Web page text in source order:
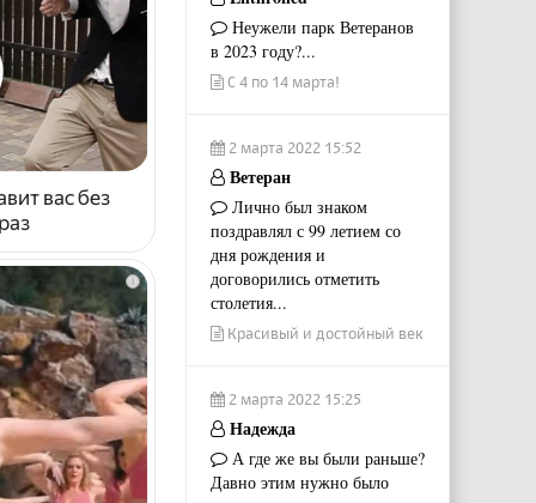
вас без
i
Неужели парк Ветеранов
в 2023 году?...
С 4 по 14 марта!
2 марта 2022 15:52
Ветеран
Лично был знаком
поздравлял с 99 летием со
дня рождения и
договорились отметить
столетия...
Красивый и достойный век
2 марта 2022 15:25
Надежда
А где же вы были раньше?
Давно этим нужно было